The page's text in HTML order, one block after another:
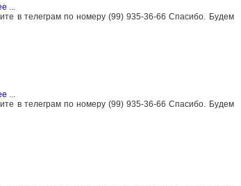
в телеграм по номеру (99) 935-36-66 Спасибо. Будем
...
в телеграм по номеру (99) 935-36-66 Спасибо. Будем